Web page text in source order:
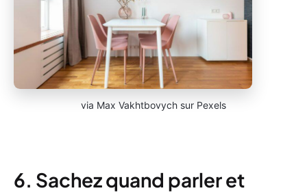
via Max Vakhtbovych sur Pexels
6. Sachez quand parler et